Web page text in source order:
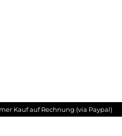
Kauf auf Rechnung (via Paypal)